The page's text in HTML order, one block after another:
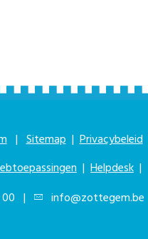
| Sitemap |Privacybeleid
| Helpdesk |
| info@zottegem.be